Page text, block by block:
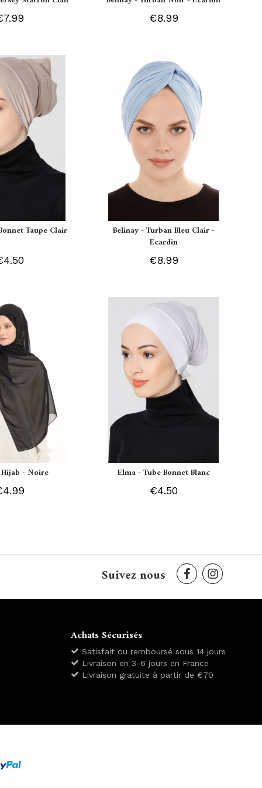
€8.99
Taupe Clair
Belinay - Turban Bleu Clair -
Ecardin
€8.99
- Noire Elma - Tube Bonnet Blanc
€4.50
Suivez nous
Achats Sécurisés
Satisfait ou remboursé sous 14 jours
Livraison en 3-6 jours en France
Livraison gratuite à partir de €70